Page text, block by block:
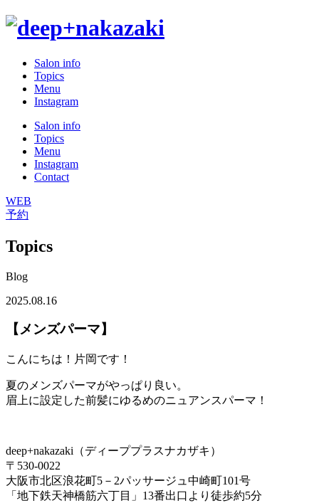
Salon info
Topics
Menu
Instagram
Salon info
Topics
Menu
Instagram
Contact
WEB
予約
Topics
Blog
2025.08.16
【メンズパーマ】
こんにちは！片岡です！
夏のメンズパーマがやっぱり良い。
眉上に設定した前髪にゆるめのニュアンスパーマ！
deep+nakazaki（ディーププラスナカザキ）
〒530-0022
大阪市北区浪花町5－2パッサージュ中崎町101号
「地下鉄天神橋筋六丁目」13番出口より徒歩約5分